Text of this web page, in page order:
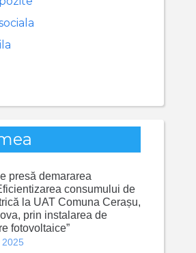
presă demararea
consumului de
la UAT Comuna Cerașu,
prin instalarea de
fotovoltaice”